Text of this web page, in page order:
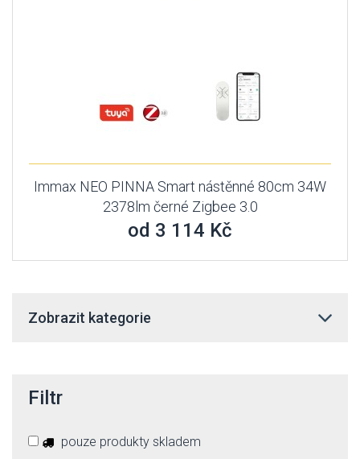
Immax NEO PINNA Smart nástěnné 80cm 34W
2378lm černé Zigbee 3.0
od 3 114 Kč
Zobrazit kategorie
Filtr
pouze produkty skladem